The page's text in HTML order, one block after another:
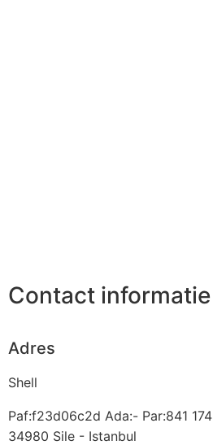
Contact informatie
Adres
Shell
Paf:f23d06c2d Ada:- Par:841 174
34980 Sile - Istanbul